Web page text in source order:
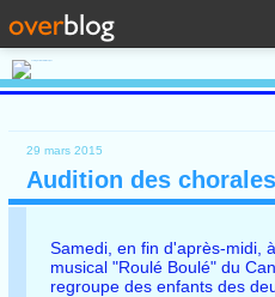
29 mars 2015
Audition des
Samedi, en fin d'après-midi,
musical "Roulé Boulé" du
regroupe des enfants des